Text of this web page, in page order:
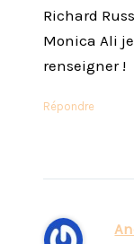
Richard
Monica Ali
renseigner !
Répondre